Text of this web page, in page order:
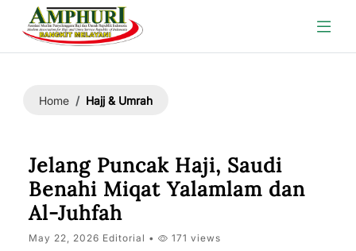
Home Hajj & Umrah
Jelang Puncak Haji, Saudi
Benahi Miqat Yalamlam dan
Al-Juhfah
May 22, 2026 Editorial • 171 views